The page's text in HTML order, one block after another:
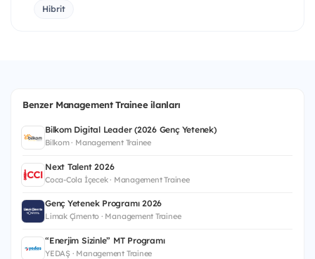
Hibrit
Benzer Management Trainee ilanları
Bilkom Digital Leader (2026 Genç Yetenek)
Bilkom · Management Trainee
Next Talent 2026
Coca-Cola İçecek · Management Trainee
Genç Yetenek Programı 2026
Limak Çimento · Management Trainee
“Enerjim Sizinle” MT Programı
YEDAŞ · Management Trainee